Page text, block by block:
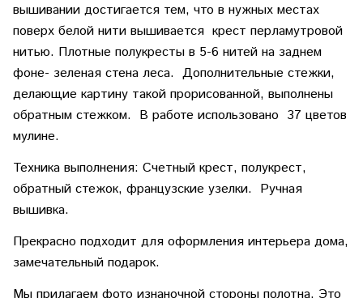
вышивании достигается тем, что в нужных местах
поверх белой нити вышивается крест перламутровой
нитью. Плотные полукресты в 5-6 нитей на заднем
фоне- зеленая стена леса. Дополнительные стежки,
делающие картину такой прорисованной, выполнены
обратным стежком. В работе использовано 37 цветов
мулине.
Техника выполнения: Счетный крест, полукрест,
обратный стежок, французские узелки. Ручная
вышивка.
Прекрасно подходит для оформления интерьера дома,
замечательный подарок.